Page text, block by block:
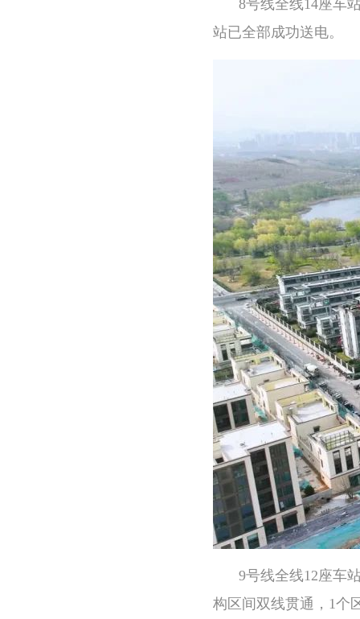
8号线全线14座车
站已全部成功送电。
9号线全线12座车
构区间双线贯通，1个